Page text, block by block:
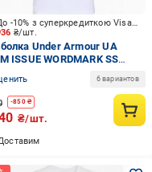
₴/шт.
До -10% з суперкредиткою Visa Вигода
Under Armour UA
ISSUE WORDMARK SS
100 р.L белый
6 вариантов
-850₴
₴/шт.